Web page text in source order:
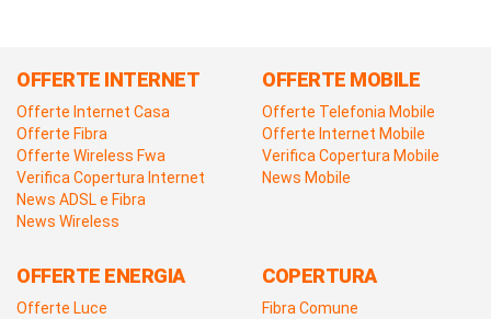
OFFERTE INTERNET
Offerte Internet Casa
Offerte Fibra
Offerte Wireless Fwa
Verifica Copertura Internet
News ADSL e Fibra
News Wireless
OFFERTE MOBILE
Offerte Telefonia Mobile
Offerte Internet Mobile
Verifica Copertura Mobile
News Mobile
OFFERTE ENERGIA
Offerte Luce
COPERTURA
Fibra Comune